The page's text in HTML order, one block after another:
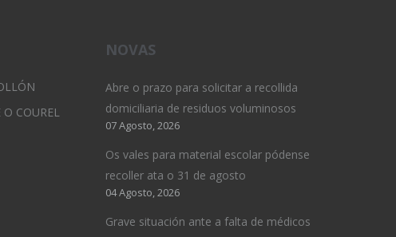
COUREL
NOVAS
Abre o prazo para solicitar a recollida
domiciliaria de residuos voluminosos
07 Agosto, 2026
Os vales para material escolar pódense
recoller ata o 31 de agosto
04 Agosto, 2026
Grave situación ante a falta de médicos